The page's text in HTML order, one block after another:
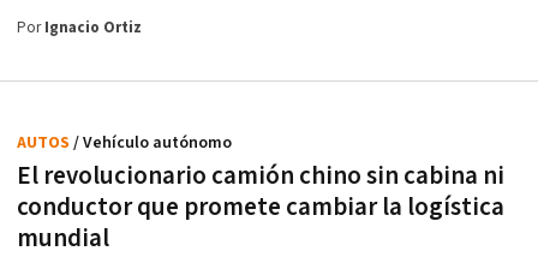
PorIgnacio Ortiz
El revolucionario camión chino sin cabina ni
conductor que promete cambiar la logística
mundial
AUTOS / Vehículo autónomo